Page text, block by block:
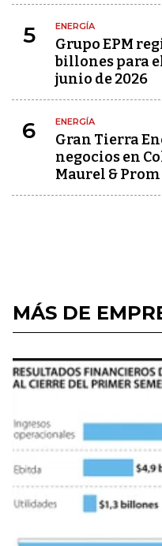
5 ENERGÍA
Grupo EPM
billones para
junio de 2026
6 ENERGÍA
Gran Tierra
negocios en
Maurel & Prom
MÁS DE